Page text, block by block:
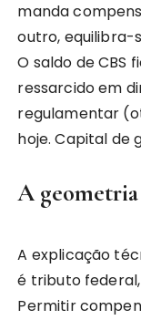
manda
outro, equilibra-
O saldo de CBS
ressarcido em
regulamentar
hoje. Capital de
A
A explicação
é tributo
Permitir